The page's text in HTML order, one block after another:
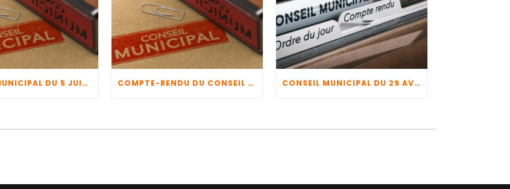
CONSEIL MUNICIPAL DU 5 JUIN 2026 COMPTE-RENDU DU CONSEIL MUNICIPAL DU 29 AVRIL 2026 + CFU 2025 + BUDGET 2026 CONSEIL MUNICIPAL DU 29 AVRIL 2026